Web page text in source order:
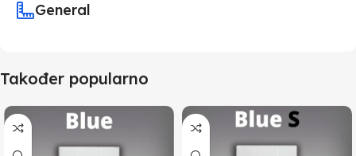
General
Također popularno